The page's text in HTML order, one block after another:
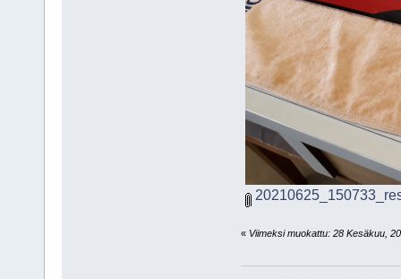
« Viimeksi muokattu: 28 Kesäkuu,